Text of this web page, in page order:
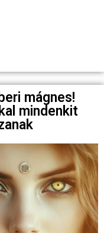
mágnes!
mindenkit